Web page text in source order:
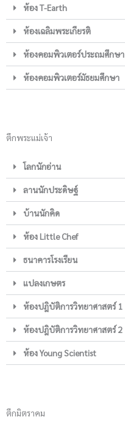
ห้อง T-Earth
ห้องเฉลิมพระเกียรติ
ห้องคอมพิวเตอร์ประถมศึกษา
ห้องคอมพิวเตอร์มัธยมศึกษา
ตึกพระแม่เจ้า
โลกนักอ่าน
ลานนักประดิษฐ์
บ้านนักคิด
ห้อง Little Chef
ธนาคารโรงเรียน
แปลงเกษตร
ห้องปฎิบัติการวิทยาศาสตร์ 1
ห้องปฎิบัติการวิทยาศาสตร์ 2
ห้อง Young Scientist
ตึกมิตราคม